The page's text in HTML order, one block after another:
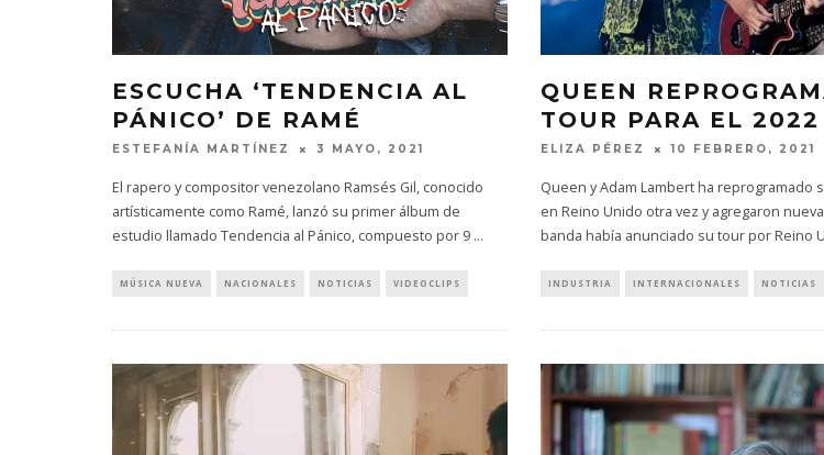
ESCUCHA ‘TENDENCIA AL
PÁNICO’ DE RAMÉ
ESTEFANÍA MARTÍNEZ 3 MAYO, 2021
El rapero y compositor venezolano Ramsés Gil, conocido
artísticamente como Ramé, lanzó su primer álbum de
estudio llamado Tendencia al Pánico, compuesto por 9 ...
MÚSICA NUEVA NACIONALES NOTICIAS VIDEOCLIPS
QUEEN
TOUR PARA EL 2022
ELIZA PÉREZ 10 FEBRERO, 2021
Queen y Adam Lambert ha reprogramado
en Reino Unido otra vez y agregaron
banda había anunciado su tour por Reino
INDUSTRIA INTERNACIONALES NOTICIAS